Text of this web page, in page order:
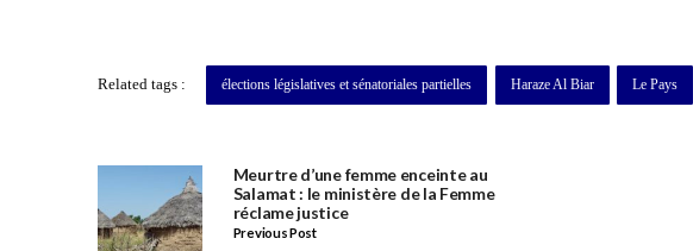
Related tags : élections législatives et sénatoriales partielles Haraze Al Biar Le Pays
Meurtre d’une femme enceinte au
Salamat : le ministère de la Femme
réclame justice
Previous Post